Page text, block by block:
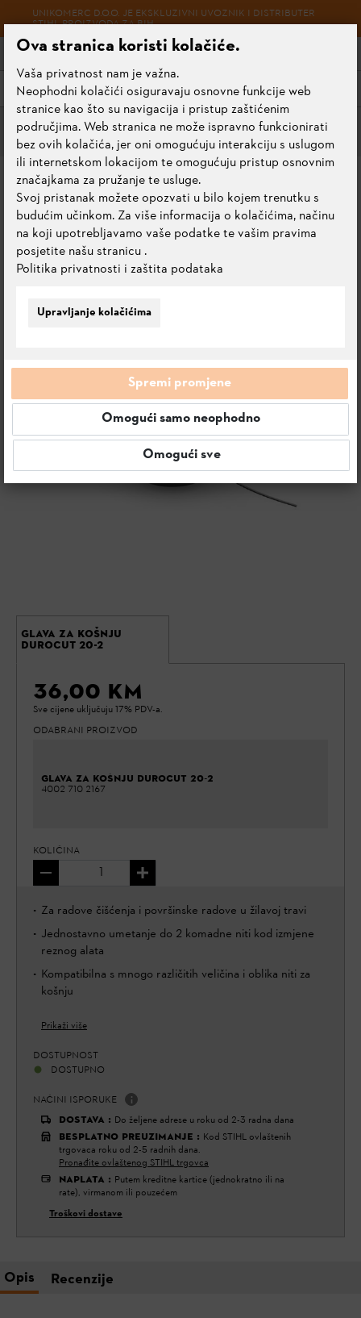
UNIKOMERC D.O.O. JE EKSKLUZIVNI UVOZNIK I DISTRIBUTER
STIHL PROIZVODA ZA BIH
Meni
Rezni alati
GLAVA ZA KOŠNJU
DUROCUT 20-2
5.0 Ocijeni ovaj proizvod
GLAVA ZA KOŠNJU
DUROCUT 20-2
36,00 KM
Sve cijene uključuju 17% PDV-a.
ODABRANI PROIZVOD
GLAVA ZA KOŠNJU DUROCUT 20-2
4002 710 2167
KOLIČINA
Za radove čišćenja i površinske radove u žilavoj travi
Jednostavno umetanje do 2 komadne niti kod izmjene
reznog alata
Kompatibilna s mnogo različitih veličina i oblika niti za
košnju
Prikaži više
DOSTUPNOST
DOSTUPNO
NAČINI ISPORUKE
DOSTAVA : Do željene adrese u roku od 2-3 radna dana
BESPLATNO PREUZIMANJE : Kod STIHL ovlaštenih
trgovaca roku od 2-5 radnih dana.
Pronađite ovlaštenog STIHL trgovca
NAPLATA : Putem kreditne kartice (jednokratno ili na
rate), virmanom ili pouzećem
Troškovi dostave
Opis Recenzije
Upravljanje kolačićima
Ova stranica koristi kolačiće.
Vaša privatnost nam je važna.
Neophodni kolačići osiguravaju osnovne funkcije web
stranice kao što su navigacija i pristup zaštićenim
područjima. Web stranica ne može ispravno funkcionirati
bez ovih kolačića, jer oni omogućuju interakciju s uslugom
ili internetskom lokacijom te omogućuju pristup osnovnim
značajkama za pružanje te usluge.
Svoj pristanak možete opozvati u bilo kojem trenutku s
budućim učinkom. Za više informacija o kolačićima, načinu
na koji upotrebljavamo vaše podatke te vašim pravima
posjetite našu stranicu
Politika privatnosti i zaštita podataka
.
Spremi promjene
Omogući samo neophodno
Omogući sve